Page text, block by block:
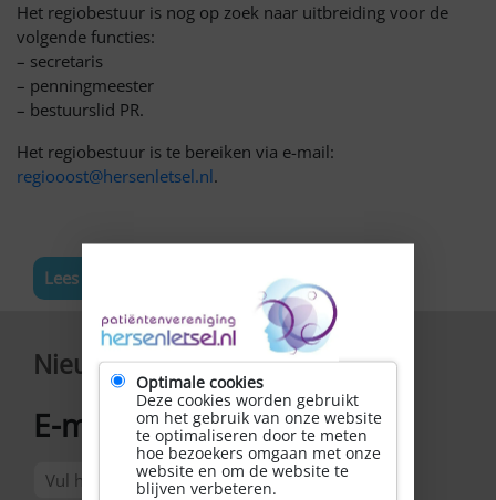
Het regiobestuur is nog op zoek naar uitbreiding voor de
volgende functies:
– secretaris
– penningmeester
– bestuurslid PR.
Het regiobestuur is te bereiken via e-mail:
regiooost@hersenletsel.nl.
Lees meer nieuws
Nieuwsbrief
E-mailadres*
Optimale cookies
Deze cookies worden gebruikt
om het gebruik van onze website
te optimaliseren door te meten
hoe bezoekers omgaan met onze
website en om de website te
blijven verbeteren.